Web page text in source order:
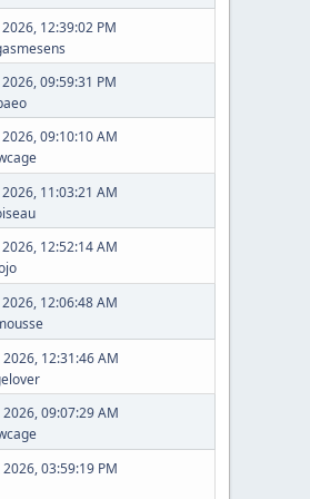
2026, 12:39:02 PM
2026, 09:59:31 PM
2026, 09:10:10 AM
2026, 11:03:21 AM
2026, 12:52:14 AM
2026, 12:06:48 AM
12:31:46 AM
09:07:29 AM
03:59:19 PM